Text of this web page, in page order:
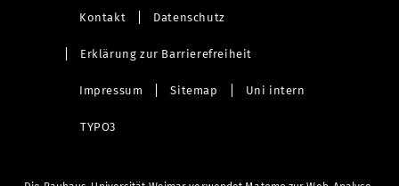
Kontakt Datenschutz
Erklärung zur Barrierefreiheit
Impressum Sitemap Uni intern
TYPO3